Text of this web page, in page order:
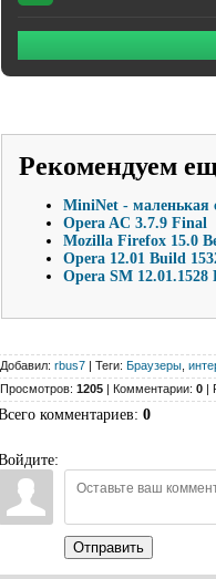
Рекомендуем
MiniNet - маленькая
Opera AC 3.7.9 Final
Mozilla Firefox 15.0
Opera 12.01 Build
Opera SM 12.01.1528
Добавил: rbus7 | Теги: Браузеры
Просмотров: 1205 | Комментарии: 0 |
комментариев: 0
Отправить